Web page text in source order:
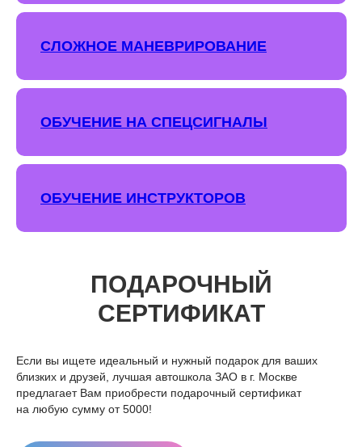
СЛОЖНОЕ МАНЕВРИРОВАНИЕ
ОБУЧЕНИЕ НА СПЕЦСИГНАЛЫ
ОБУЧЕНИЕ ИНСТРУКТОРОВ
ПОДАРОЧНЫЙ
СЕРТИФИКАТ
Если вы ищете идеальный и нужный подарок для ваших
близких и друзей, лучшая автошкола ЗАО в г. Москве
предлагает Вам приобрести подарочный сертификат
на любую сумму от 5000!